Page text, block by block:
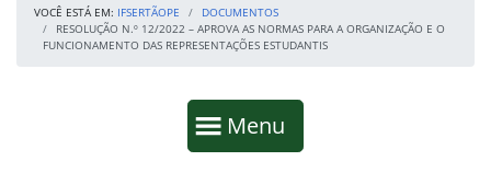
VOCÊ ESTÁ EM: IFSERTÃOPE
DOCUMENTOS
RESOLUÇÃO N.º 12/2022 – APROVA AS NORMAS PARA A ORGANIZAÇÃO E O
FUNCIONAMENTO DAS REPRESENTAÇÕES ESTUDANTIS
Mostrar
Menu